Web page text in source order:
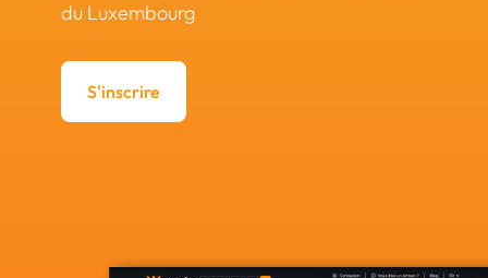
du Luxembourg
S'inscrire